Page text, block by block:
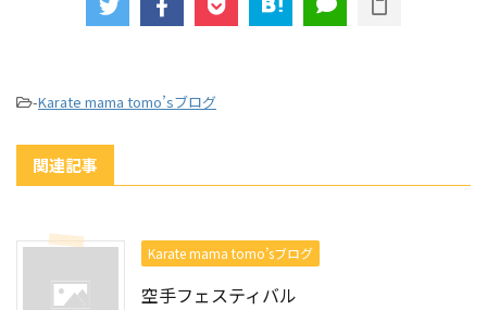
-Karate mama tomo’sブログ
関連記事
Karate mama tomo’sブログ
空手フェスティバル